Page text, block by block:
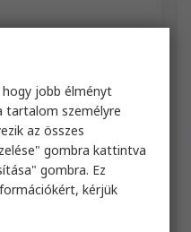
14.1 in Hüvely
Fekete
jobb élményt
tartalom személyre
az összes
gombra kattintva
gombra. Ez
kérjük